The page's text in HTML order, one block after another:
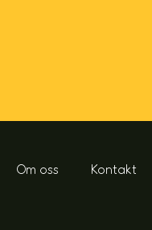
Om oss Kontakt